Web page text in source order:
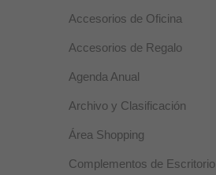
Accesorios de Oficina
Accesorios de Regalo
Agenda Anual
Archivo y Clasificación
Área Shopping
Complementos de Escritorio